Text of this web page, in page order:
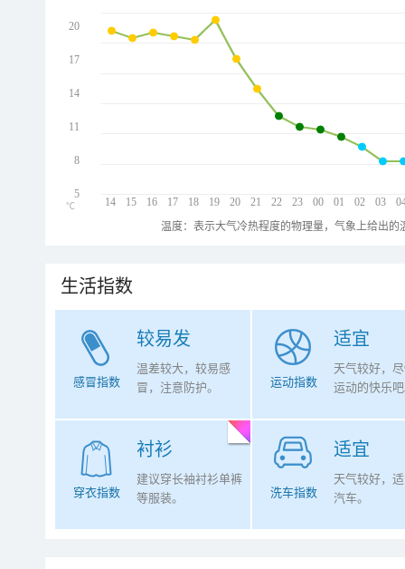
14 15 16 17 18 19 20 21 22 23 00 01 02 03
20
17
14
11
8
5
℃
温度：表示大气冷热程度的物理量，气象上给出
生活指数
较易发
感冒指数
温差较大，较易感
冒，注意防护。
适宜
运动指数
天气较好，
运动的快乐
衬衫
穿衣指数
建议穿长袖衬衫单裤
等服装。
适宜
洗车指数
天气较好，
汽车。